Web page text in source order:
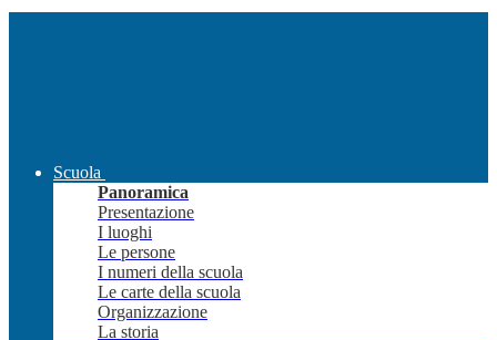
Scuola
Panoramica
Presentazione
I luoghi
Le persone
I numeri della scuola
Le carte della scuola
Organizzazione
La storia